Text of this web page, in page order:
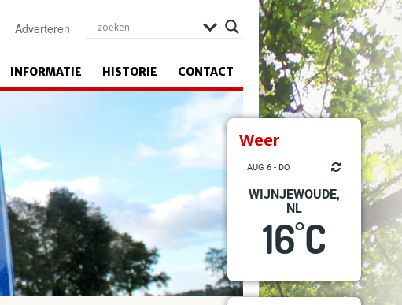
Weer
AUG 6 - DO
WIJNJEWOUDE,
NL
16°C
Adverteren
INFORMATIE HISTORIE CONTACT